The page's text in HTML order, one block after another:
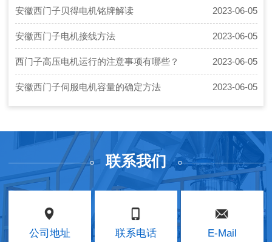
安徽西门子贝得电机铭牌解读 2023-06-05
安徽西门子电机接线方法 2023-06-05
西门子高压电机运行的注意事项有哪些？ 2023-06-05
安徽西门子伺服电机容量的确定方法 2023-06-05
联系我们
公司地址 联系电话 E-Mail